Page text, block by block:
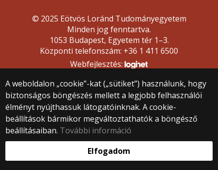
A weboldalon „cookie”-kat („sütiket”) használunk, hogy
biztonságos böngészés mellett a legjobb felhasználói
élményt nyújthassuk látogatóinknak. A cookie-
beállítások bármikor megváltoztathatók a böngésző
beállításaiban. További információ
Elfogadom
© 2025 Eötvös Loránd Tudományegyetem
Minden jog fenntartva.
1053 Budapest, Egyetem tér 1–3.
Központi telefonszám: +36 1 411 6500
Webfejlesztés: